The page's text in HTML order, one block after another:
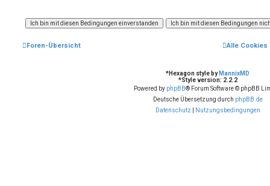
Foren-Übersicht Alle
*Hexagon style by MannixMD
*Style version: 2.2.2
Powered by phpBB® Forum Software © phpBB
Deutsche Übersetzung durch phpBB.de
Datenschutz
Nutzungsbedingungen